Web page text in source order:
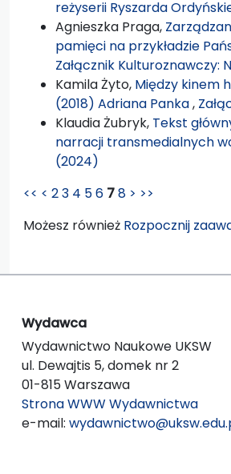
reżyserii Ryszarda
Agnieszka Praga,
pamięci na przykładzie
Załącznik Kulturoznawczy:
Kamila Żyto, Między kinem
(2018) Adriana Panka,
Klaudia Żubryk, Tekst
narracji transmedialnych
(2024)
<< < 23 4 56 78 > >>
Możesz również Rozpocznij
Wydawca
Wydawnictwo Naukowe UKSW
ul. Dewajtis 5, domek nr 2
01-815 Warszawa
Strona WWW Wydawnictwa
e-mail: